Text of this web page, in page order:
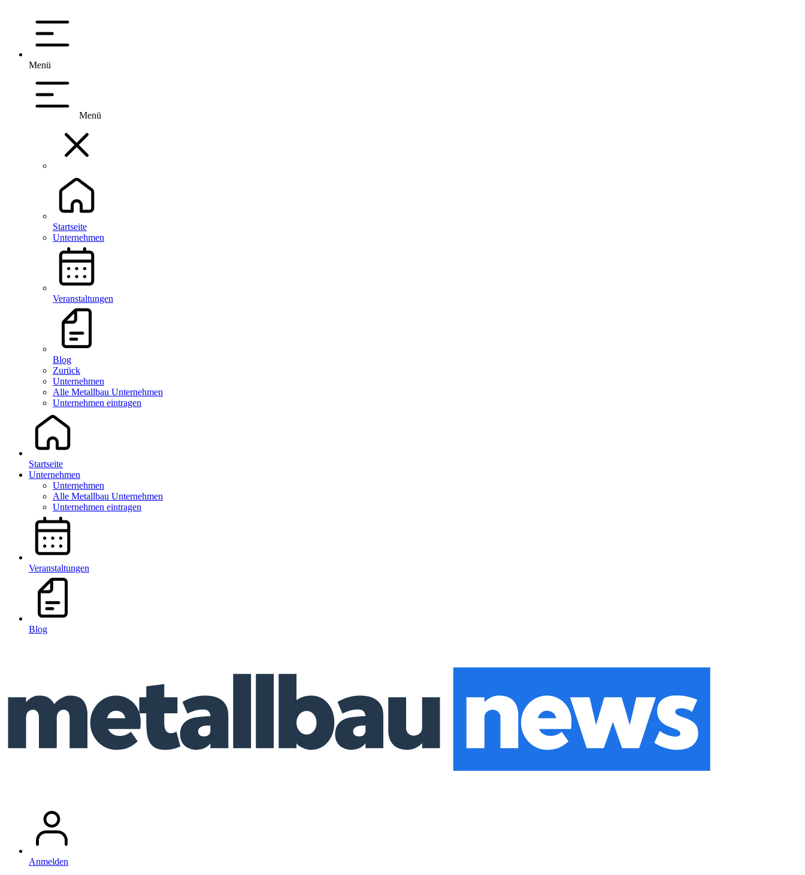
Menü
Menü
Startseite
Unternehmen
Veranstaltungen
Blog
Zurück
Unternehmen
Alle Metallbau Unternehmen
Unternehmen eintragen
Startseite
Unternehmen
Unternehmen
Alle Metallbau Unternehmen
Unternehmen eintragen
Veranstaltungen
Blog
Anmelden